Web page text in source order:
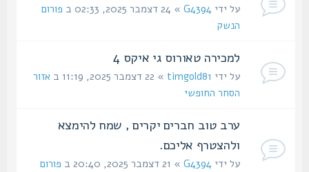
על ידיG4394» 24 דצמבר 2025, 02:33 ב
פורום
הנשק
למכירה טאורוס גי איקס 4
על ידיtimgold81» 22 דצמבר 2025, 11:19 ב
אזור
הסחר החופשי
ערב טוב חברים יקרים , שמח להימצא
ולהצטרף אליכם.
על ידיG4394» 21 דצמבר 2025, 20:40 ב
פורום